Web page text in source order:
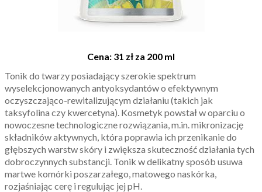
Cena: 31 zł za 200 ml
Tonik do twarzy posiadający szerokie spektrum
wyselekcjonowanych antyoksydantów o efektywnym
oczyszczająco-rewitalizującym działaniu (takich jak
taksyfolina czy kwercetyna). Kosmetyk powstał w oparciu o
nowoczesne technologiczne rozwiązania, m.in. mikronizację
składników aktywnych, która poprawia ich przenikanie do
głębszych warstw skóry i zwiększa skuteczność działania tych
dobroczynnych substancji. Tonik w delikatny sposób usuwa
martwe komórki poszarzałego, matowego naskórka,
rozjaśniając cerę i regulując jej pH.